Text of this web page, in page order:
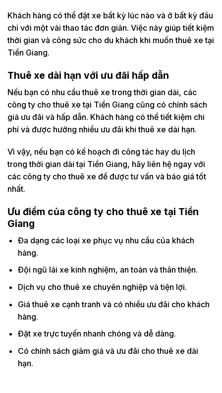
Khách hàng có thể đặt xe bất kỳ lúc nào và ở bất kỳ đâu
chỉ với một vài thao tác đơn giản. Việc này giúp tiết kiệm
thời gian và công sức cho du khách khi muốn thuê xe tại
Tiền Giang.
Thuê xe dài hạn với ưu đãi hấp dẫn
Nếu bạn có nhu cầu thuê xe trong thời gian dài, các
công ty cho thuê xe tại Tiền Giang cũng có chính sách
giá ưu đãi và hấp dẫn. Khách hàng có thể tiết kiệm chi
phí và được hưởng nhiều ưu đãi khi thuê xe dài hạn.
Vì vậy, nếu bạn có kế hoạch đi công tác hay du lịch
trong thời gian dài tại Tiền Giang, hãy liên hệ ngay với
các công ty cho thuê xe để được tư vấn và báo giá tốt
nhất.
Ưu điểm của công ty cho thuê xe tại Tiền
Giang
Đa dạng các loại xe phục vụ nhu cầu của khách
hàng.
Đội ngũ lái xe kinh nghiệm, an toàn và thân thiện.
Dịch vụ cho thuê xe chuyên nghiệp và tiện lợi.
Giá thuê xe cạnh tranh và có nhiều ưu đãi cho khách
hàng.
Đặt xe trực tuyến nhanh chóng và dễ dàng.
Có chính sách giảm giá và ưu đãi cho thuê xe dài
hạn.